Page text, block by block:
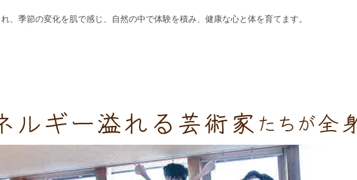
、季節の変化を肌で感じ、自然の中で体験を積み、健康な心と体を育てます。